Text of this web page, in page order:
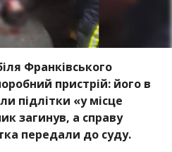
Франківського
пристрій: його в
підлітки «у місце
загинув, а справу
передали до суду.